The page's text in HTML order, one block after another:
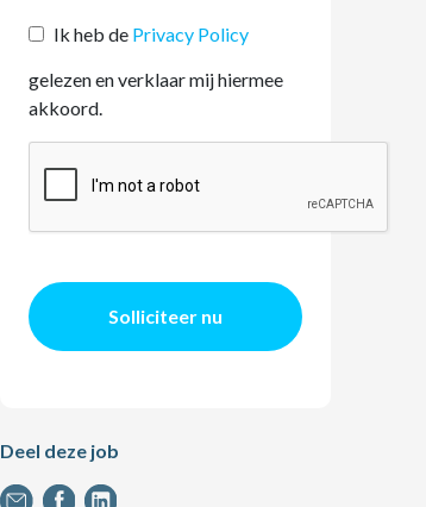
Ik heb de Privacy Policy
gelezen en verklaar mij hiermee
akkoord.
Solliciteer nu
Deel deze job